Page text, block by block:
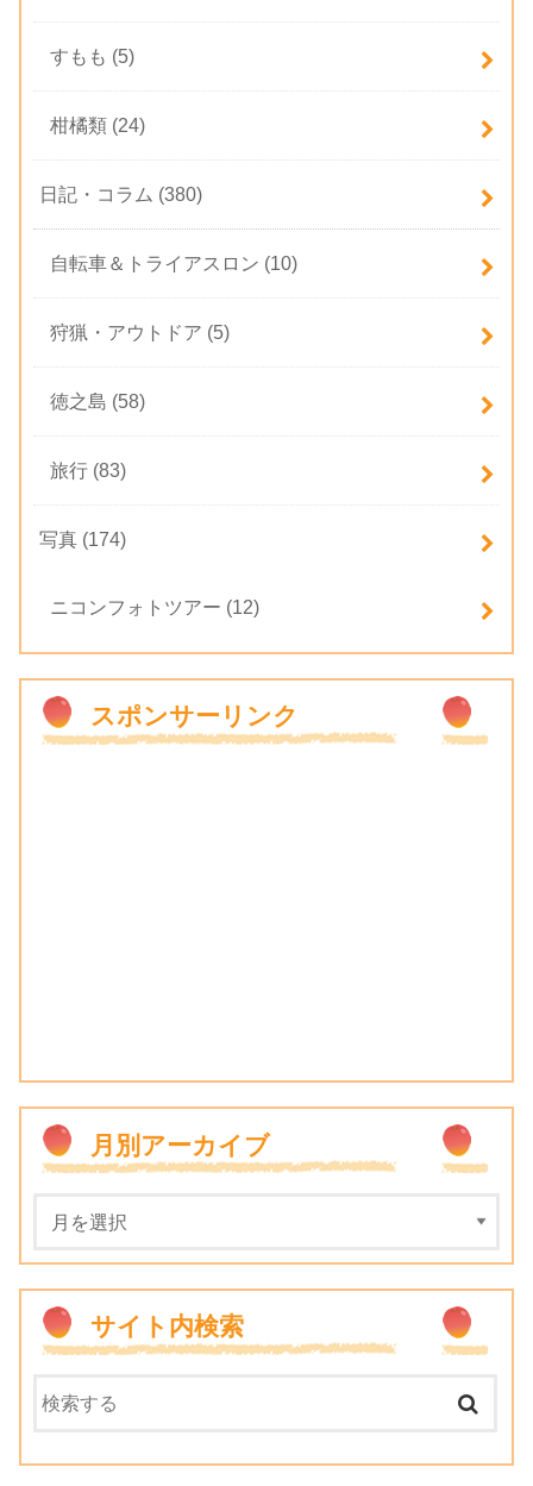
すもも (5)
柑橘類 (24)
日記・コラム (380)
自転車＆トライアスロン (10)
狩猟・アウトドア (5)
徳之島 (58)
旅行 (83)
写真 (174)
ニコンフォトツアー (12)
スポンサーリンク
月別アーカイブ
サイト内検索